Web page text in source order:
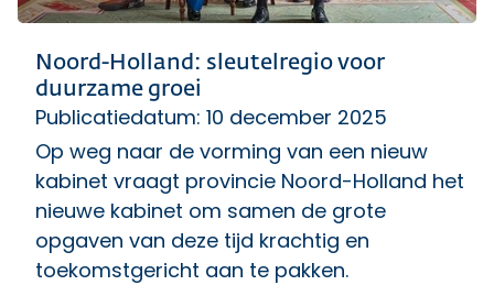
Noord-Holland: sleutelregio voor
duurzame groei
Publicatiedatum: 10 december 2025
Op weg naar de vorming van een nieuw
kabinet vraagt provincie Noord-Holland het
nieuwe kabinet om samen de grote
opgaven van deze tijd krachtig en
toekomstgericht aan te pakken.